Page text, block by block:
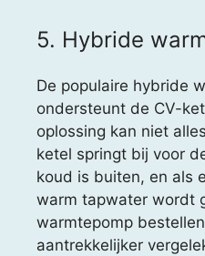
5. Hybride
De populaire hybride
ondersteunt de CV-
oplossing kan niet
ketel springt bij voor
koud is buiten, en als
warm tapwater wordt
warmtepomp
aantrekkelijker